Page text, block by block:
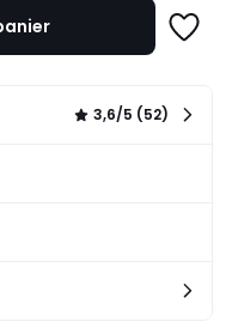
liste
3,6/5 (52)